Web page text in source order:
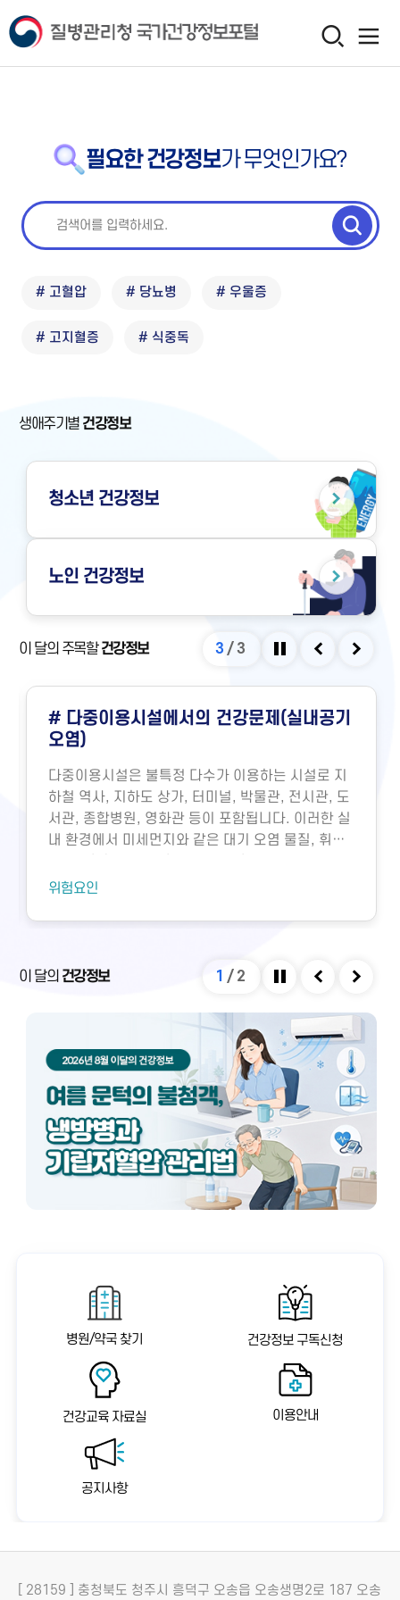
필요한 건강정보가 무엇인가요?
# 고혈압 # 당뇨병 # 우울증
# 고지혈증 # 식중독
생애주기별 건강정보
청소년 건강정보
노인 건강정보
이 달의 주목할건강정보 3 /3
# 다중이용시설에서의 건강문제(실내공기
오염)
다중이용시설은 불특정 다수가 이용하는 시설로 지
하철 역사, 지하도 상가, 터미널, 박물관, 전시관, 도
서관, 종합병원, 영화관 등이 포함됩니다. 이러한 실
내 환경에서 미세먼지와 같은 대기 오염 물질, 휘발
오염물질에 노출되면 호흡기 질환 등 다양한 건강 문
가 부족하면 두통, 구토, 근육통, 불쾌감과 같은 빌딩
실내외 온도 차와 건조한 환경으로 인해 냉방병도 나
와 충분한 휴식을 통해 대부분 예방 및 관리할 수 있
위험요인
이 달의 건강정보 1 / 2
병원/약국 찾기 건강정보 구독신청
건강교육 자료실 이용안내
공지사항
[ 28159 ] 충청북도 청주시 흥덕구 오송읍 오송생명2로 187 오송